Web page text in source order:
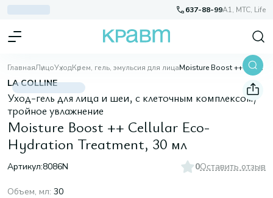
637-88-99A1, МТС, Life
ГлавнаяЛицоУходКрем, гель, эмульсия для лица Moisture Boost ++ Cellular Eco-Hydration Treatment, 30 мл
LA COLLINE
Уход-гель для лица и шеи, с клеточным комплексом/
тройное увлажнение
Moisture Boost ++ Cellular Eco-
Hydration Treatment, 30 мл
Артикул:8086N 0Оставить отзыв
Объем, мл: 30